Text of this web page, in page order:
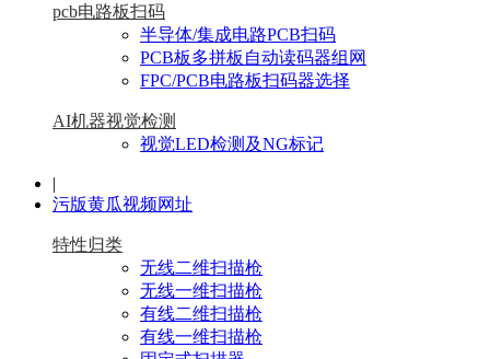
pcb电路板扫码
半导体/集成电路PCB扫码
PCB板多拼板自动读码器组网
FPC/PCB电路板扫码器选择
AI机器视觉检测
视觉LED检测及NG标记
|
污版黄瓜视频网址
特性归类
无线二维扫描枪
无线一维扫描枪
有线二维扫描枪
有线一维扫描枪